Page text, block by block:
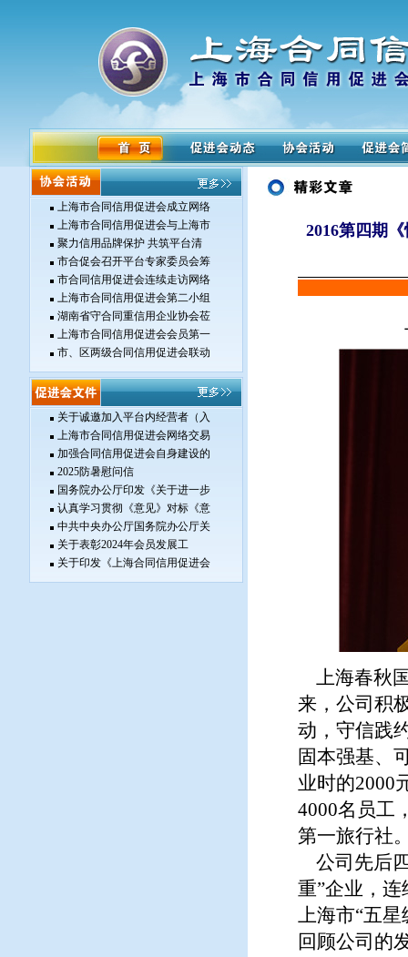
上海市合同信用促进会成立网络
上海市合同信用促进会与上海市
聚力信用品牌保护 共筑平台清
市合促会召开平台专家委员会筹
市合同信用促进会连续走访网络
上海市合同信用促进会第二小组
湖南省守合同重信用企业协会莅
上海市合同信用促进会会员第一
市、区两级合同信用促进会联动
关于诚邀加入平台内经营者（入
上海市合同信用促进会网络交易
加强合同信用促进会自身建设的
2025防暑慰问信
国务院办公厅印发《关于进一步
认真学习贯彻《意见》对标《意
中共中央办公厅国务院办公厅关
关于表彰2024年会员发展工
关于印发《上海合同信用促进会
2016第四期
上海春秋
来，公司积
动，守信践
固本强基、
业时的2000
4000名员工
第一旅行社
公司先后
重”企业，
上海市“五
回顾公司的